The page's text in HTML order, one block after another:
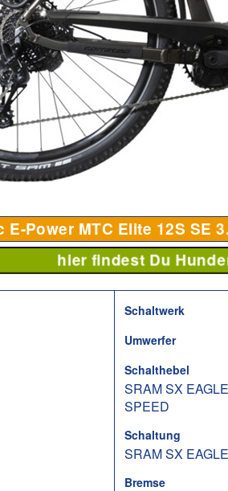
E-Power MTC Elite 12S SE
hier findest Du
Schaltwerk
Umwerfer
Schalthebel
SRAM SX
SPEED
Schaltung
SRAM SX
Bremse